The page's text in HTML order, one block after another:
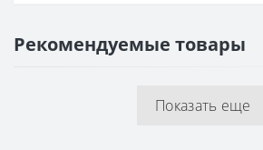
Рекомендуемые товары
Показать еще